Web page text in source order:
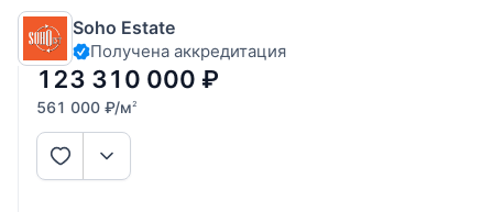
окнами. Высота потолков 3,1 м.
Soho Estate
Получена аккредитация
123 310 000 ₽
561 000 ₽/м2